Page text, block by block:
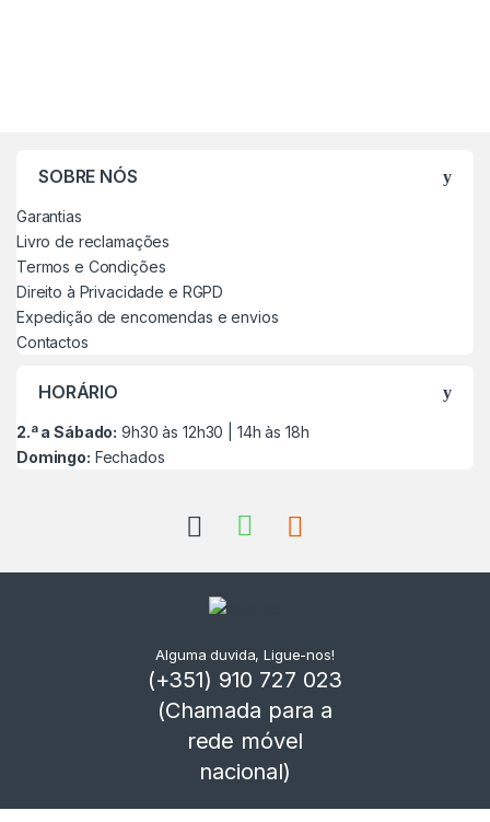
SOBRE NÓS
Garantias
Livro de reclamações
Termos e Condições
Direito à Privacidade e RGPD
Expedição de encomendas e envios
Contactos
HORÁRIO
2.ª a Sábado: 9h30 às 12h30 | 14h às 18h
Domingo: Fechados
Alguma duvida, Ligue-nos!
(+351) 910 727 023
(Chamada para a
rede móvel
nacional)